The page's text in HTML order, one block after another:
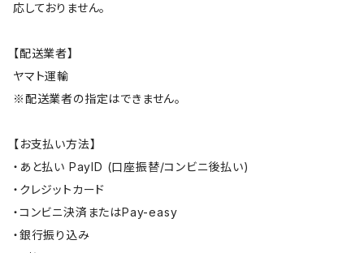
応しておりません。
【配送業者】
ヤマト運輸
※配送業者の指定はできません。
【お支払い方法】
・あと払い PayID (口座振替/コンビニ後払い)
・クレジットカード
・コンビニ決済またはPay-easy
・銀行振り込み